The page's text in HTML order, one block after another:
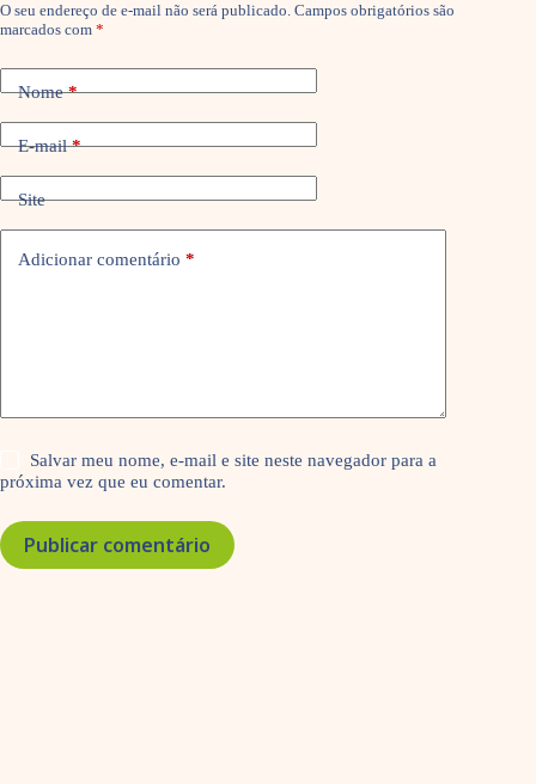
O seu endereço de e-mail não será publicado. Campos obrigatórios são
marcados com *
Nome*
E-mail*
Site
Adicionar comentário *
Salvar meu nome, e-mail e site neste navegador para a
próxima vez que eu comentar.
Publicar comentário